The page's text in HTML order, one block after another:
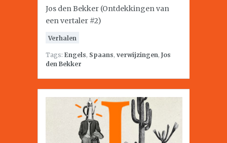
Jos den Bekker (Ontdekkingen van
een vertaler #2)
Verhalen
Tags: Engels, Spaans, verwijzingen, Jos
den Bekker